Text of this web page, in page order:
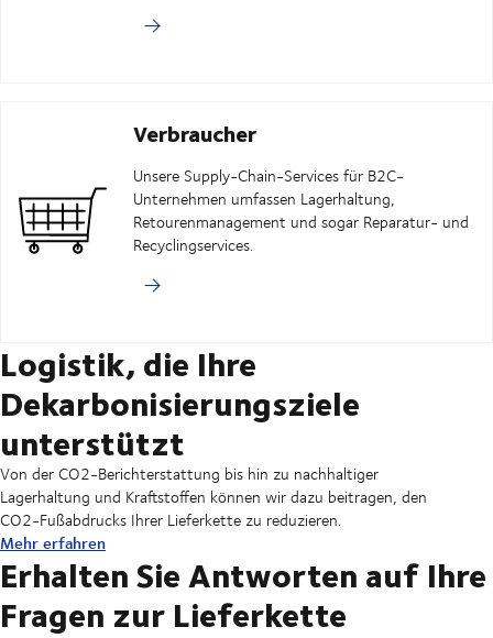
Verbraucher
Unsere Supply-Chain-Services für B2C-
Unternehmen umfassen Lagerhaltung,
Retourenmanagement und sogar Reparatur- und
Recyclingservices.
Logistik, die Ihre
Dekarbonisierungsziele
unterstützt
Von der CO2-Berichterstattung bis hin zu nachhaltiger
Lagerhaltung und Kraftstoffen können wir dazu beitragen, den
CO2-Fußabdrucks Ihrer Lieferkette zu reduzieren.
Mehr erfahren
Erhalten Sie Antworten auf Ihre
Fragen zur Lieferkette